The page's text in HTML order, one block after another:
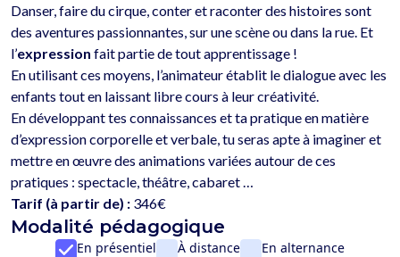
Danser, faire du cirque, conter et raconter des histoires sont
des aventures passionnantes, sur une scène ou dans la rue. Et
l’expression fait partie de tout apprentissage !
En utilisant ces moyens, l’animateur établit le dialogue avec les
enfants tout en laissant libre cours à leur créativité.
En développant tes connaissances et ta pratique en matière
d’expression corporelle et verbale, tu seras apte à imaginer et
mettre en œuvre des animations variées autour de ces
Tarif (à partir de) : 346€
Modalité pédagogique
En présentiel À distance En alternance